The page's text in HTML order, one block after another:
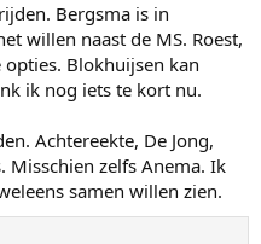
Bergsma is in
willen naast de MS. Roest,
Blokhuijsen kan
ik nog iets te kort nu.
Achtereekte, De Jong,
Misschien zelfs Anema. Ik
samen willen zien.